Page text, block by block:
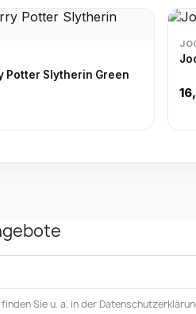
Potter Slytherin Green
Sie u. a. in der